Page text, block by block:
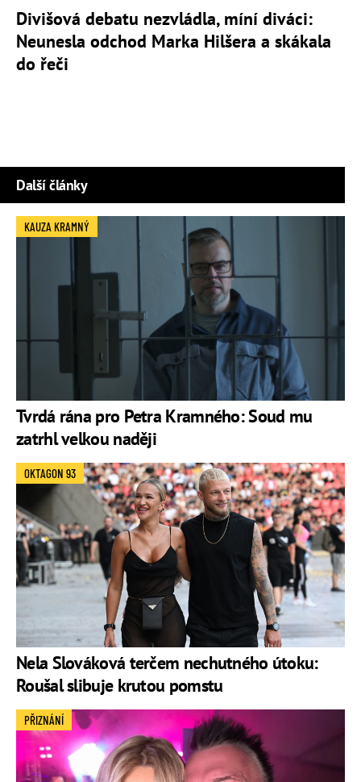
Divišová debatu nezvládla, míní diváci:
Neunesla odchod Marka Hilšera a skákala
do řeči
Další články
Tvrdá rána pro Petra Kramného: Soud mu
zatrhl velkou naději
KAUZA KRAMNÝ
Nela Slováková terčem nechutného útoku:
Roušal slibuje krutou pomstu
OKTAGON 93
PŘIZNÁNÍ